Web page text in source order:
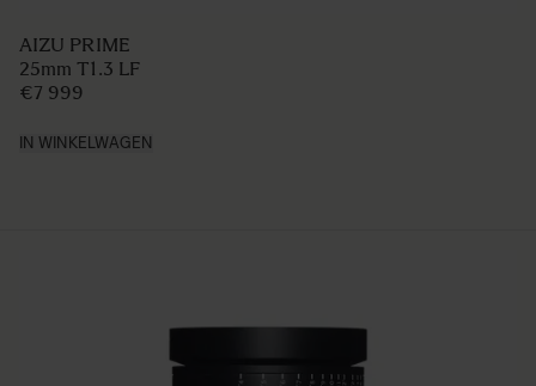
AIZU PRIME
25mm T1.3 LF
€7 999
IN WINKELWAGEN